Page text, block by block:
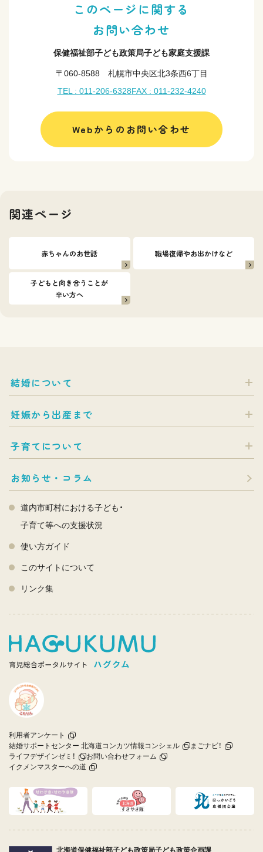
このページに関する
お問い合わせ
保健福祉部子ども政策局子ども家庭支援課
〒060-8588 札幌市中央区北3条西6丁目
TEL : 011-206-6328FAX : 011-232-4240
Webからのお問い合わせ
関連ページ
赤ちゃんのお世話 職場復帰やお出かけなど
子どもと向き合うことが
辛い方へ
結婚について
妊娠から出産まで
子育てについて
お知らせ・コラム
道内市町村における子ども・
子育て等への支援状況
使い方ガイド
このサイトについて
リンク集
利用者アンケート
結婚サポートセンター 北海道コンカツ情報コンシェル
まごナビ！
ライフデザインゼミ！
お問い合わせフォーム
イクメンマスターへの道
北海道保健福祉部子ども政策局子ども政策企画課